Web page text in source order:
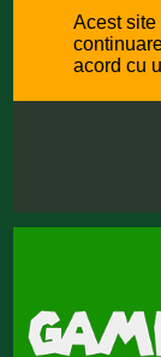
Acest
acord cu